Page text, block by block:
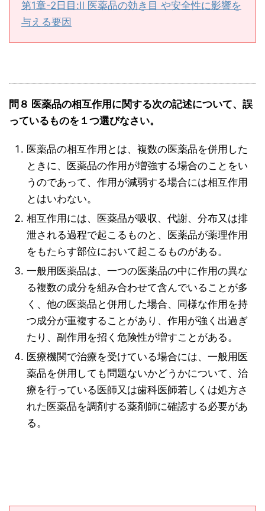
第1章-2日目:Ⅱ 医薬品の効き目 や安全性に影響を
与える要因
問８ 医薬品の相互作用に関する次の記述について、誤
っているものを１つ選びなさい。
医薬品の相互作用とは、複数の医薬品を併用した
ときに、医薬品の作用が増強する場合のことをい
うのであって、作用が減弱する場合には相互作用
とはいわない。
相互作用には、医薬品が吸収、代謝、分布又は排
泄される過程で起こるものと、医薬品が薬理作用
をもたらす部位において起こるものがある。
一般用医薬品は、一つの医薬品の中に作用の異な
る複数の成分を組み合わせて含んでいることが多
く、他の医薬品と併用した場合、同様な作用を持
つ成分が重複することがあり、作用が強く出過ぎ
たり、副作用を招く危険性が増すことがある。
医療機関で治療を受けている場合には、一般用医
薬品を併用しても問題ないかどうかについて、治
療を行っている医師又は歯科医師若しくは処方さ
れた医薬品を調剤する薬剤師に確認する必要があ
る。